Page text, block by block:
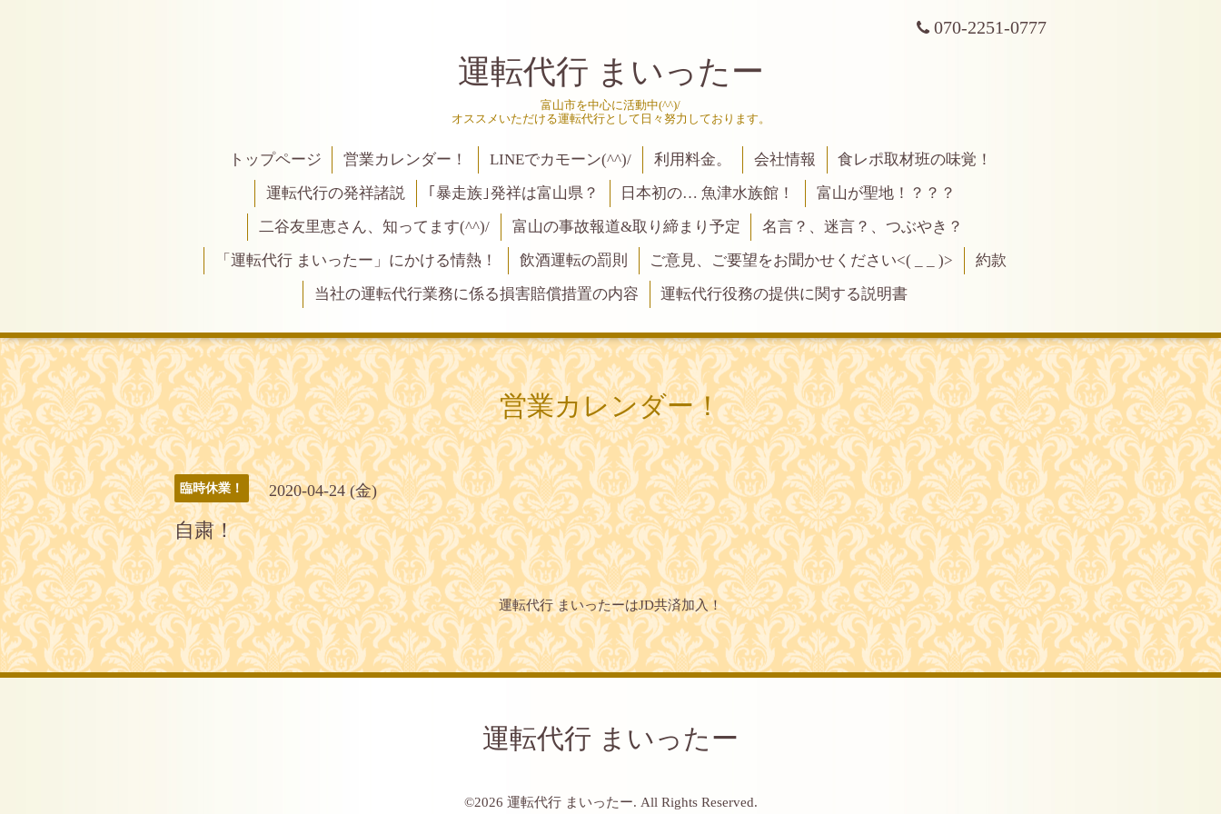
070-2251-0777
運転代行 まいったー
富山市を中心に活動中(^^)/
オススメいただける運転代行として日々努力しております。
トップページ 営業カレンダー！ LINEでカモーン(^^)/ 利用料金。 会社情報
食レポ取材班の味覚！
運転代行の発祥諸説
｢暴走族｣発祥は富山県？ 日本初の… 魚津水族館！
富山が聖地！？？？
二谷友里恵さん、知ってます(^^)/
富山の事故報道&取り締まり予定
名言？、迷言？、つぶやき？
「運転代行 まいったー」にかける情熱！
飲酒運転の罰則 ご意見、ご要望をお聞かせください<( _ _ )>
約款
当社の運転代行業務に係る損害賠償措置の内容
運転代行役務の提供に関する説明書
営業カレンダー！
臨時休業！ 2020-04-24 (金)
自粛！
運転代行 まいったーはJD共済加入！
運転代行 まいったー
©2026 運転代行 まいったー. All Rights Reserved.